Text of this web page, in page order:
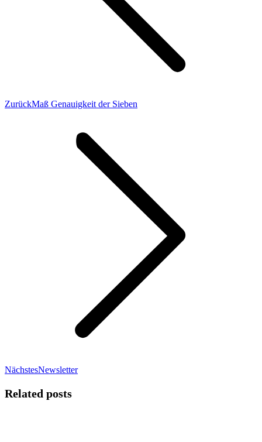
ZurückVorheriger
Maß Genauigkeit der Sieben
NächstesNächster
Newsletter
Related posts